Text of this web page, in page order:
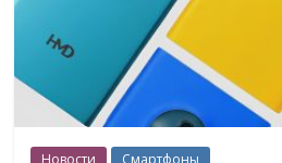
Новости Смартфоны